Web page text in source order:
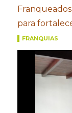
para
FRANQUIAS